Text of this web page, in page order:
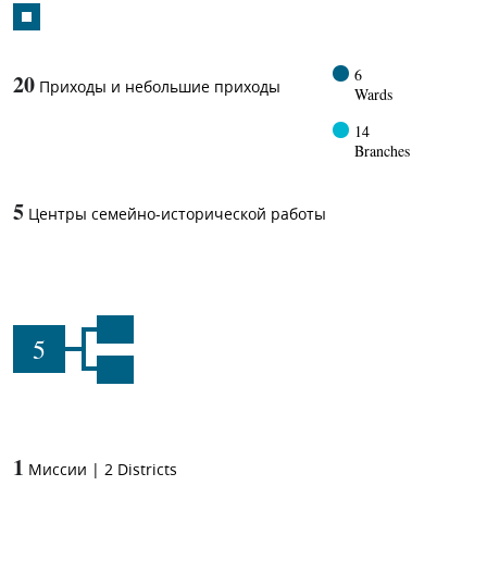
20 Приходы и небольшие приходы
6
Wards
14
Branches
5 Центры семейно-исторической работы
5
1 Миссии | 2 Districts